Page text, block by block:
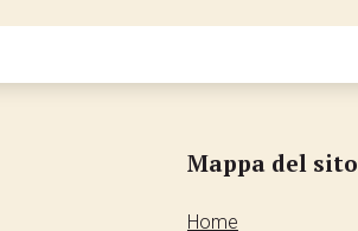
Mappa del sito
Home